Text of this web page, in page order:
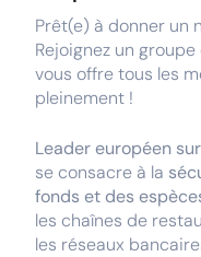
Prêt(e) à donner un
Rejoignez un
vous offre tous les
pleinement !
Leader européen
se consacre à la
fonds et des
les chaînes de
les réseaux